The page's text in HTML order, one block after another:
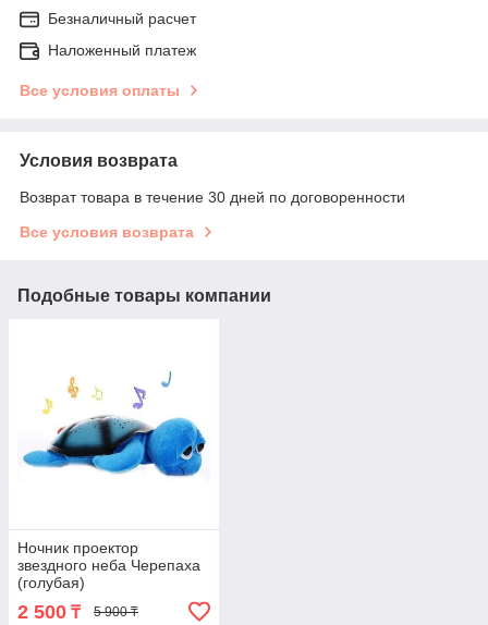
Безналичный расчет
Наложенный платеж
Все условия оплаты
Условия возврата
Возврат товара в течение 30 дней по договоренности
Все условия возврата
Подобные товары компании
Ночник проектор
звездного неба Черепаха
(голубая)
2 500 ₸ 5 900 ₸